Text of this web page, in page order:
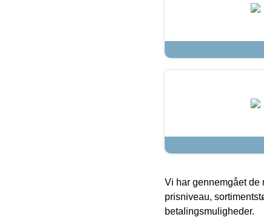
Vi har gennemgået de
prisniveau,
betalingsmuligheder.